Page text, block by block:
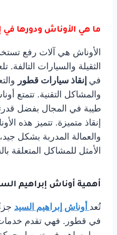
ما هي الأوناش ودورها في
الأوناش هي آلات رفع
الثقيلة والسيارات التالفة.
في إنقاذ سيارات قطور
والمشاكل التقنية. تتمتع
طيبة في المجال بفضل
إنقاذ متميزة. تتميز هذه
والعمالة المدربة بشكل
الأمثل للمشاكل المتعلقة
أهمية أوناش إبراهيم
تُعد أوناش إبراهيم السيد
في قطور. فهي تقدم خدمات